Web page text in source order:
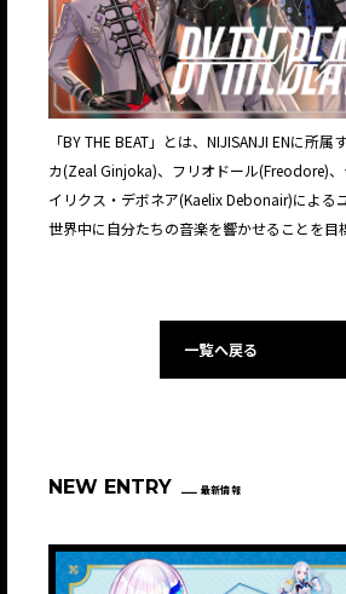
「BY THE BEAT」とは、NIJISANJI ENに所
カ(Zeal Ginjoka)、フリオドール(Freodore)
イリクス・デボネア(Kaelix Debonair)による
世界中に自分たちの音楽を響かせることを目
一覧へ戻る
NEW ENTRY 最新情報